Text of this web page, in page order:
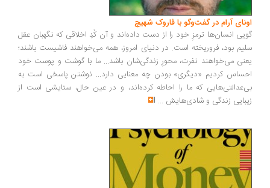
آرام در گفت‌وگو با فاروک شهیچ‭
انسان‌ها ترمزِ خود را از دست داده‌اند و آن کُدِ اخلاقی که نگهبان عقل
بود، فروریخته است. در دنیای امروز، همه می‌خواهند فاشیست باشند؛
می‌خواهند نفرت، محورِ زندگی‌شان باشد... ما با گوشت و پوست خود
کردیم «دیگری» بودن چه معنایی دارد... نوشتن پاسخی است به
که ما را احاطه کرده‌اند، و در عین حال، ستایشی است از
زندگی و شادی‌هایش...